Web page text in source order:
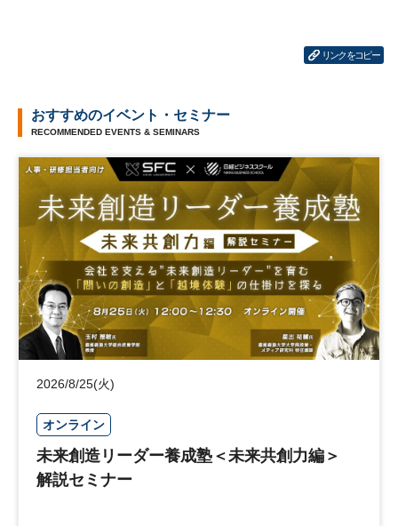
リンクをコピー
おすすめのイベント・セミナー
RECOMMENDED EVENTS & SEMINARS
2026/8/25(火)
オンライン
未来創造リーダー養成塾＜未来共創力編＞
解説セミナー